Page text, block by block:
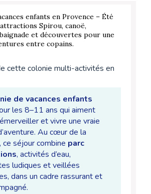
enfants en Provence – Été
Spirou, canoë,
et découvertes pour une
entre copains.
cette colonie multi-activités en
de vacances enfants
les 8–11 ans qui aiment
et vivre une vraie
Au cœur de la
ce séjour combine parc
, activités d’eau,
ludiques et veillées
dans un cadre rassurant et